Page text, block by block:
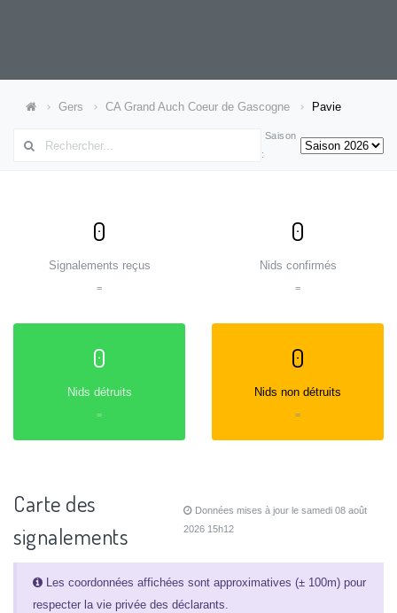
Gers CA Grand Auch Coeur de Gascogne Pavie
Saison
:
0
Signalements reçus
=
0
Nids confirmés
=
0
Nids détruits
=
0
Nids non détruits
=
Carte des
signalements
Données mises à jour le samedi 08 août
2026 15h12
Les coordonnées affichées sont approximatives (± 100m) pour
respecter la vie privée des déclarants.